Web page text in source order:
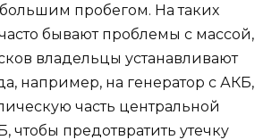
пробегом. На таких
бывают проблемы с массой,
владельцы устанавливают
например, на генератор с АКБ,
часть центральной
чтобы предотвратить утечку